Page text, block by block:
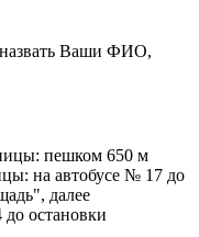
назвать Ваши ФИО,
пешком 650 м
на автобусе № 17 до
далее
остановки